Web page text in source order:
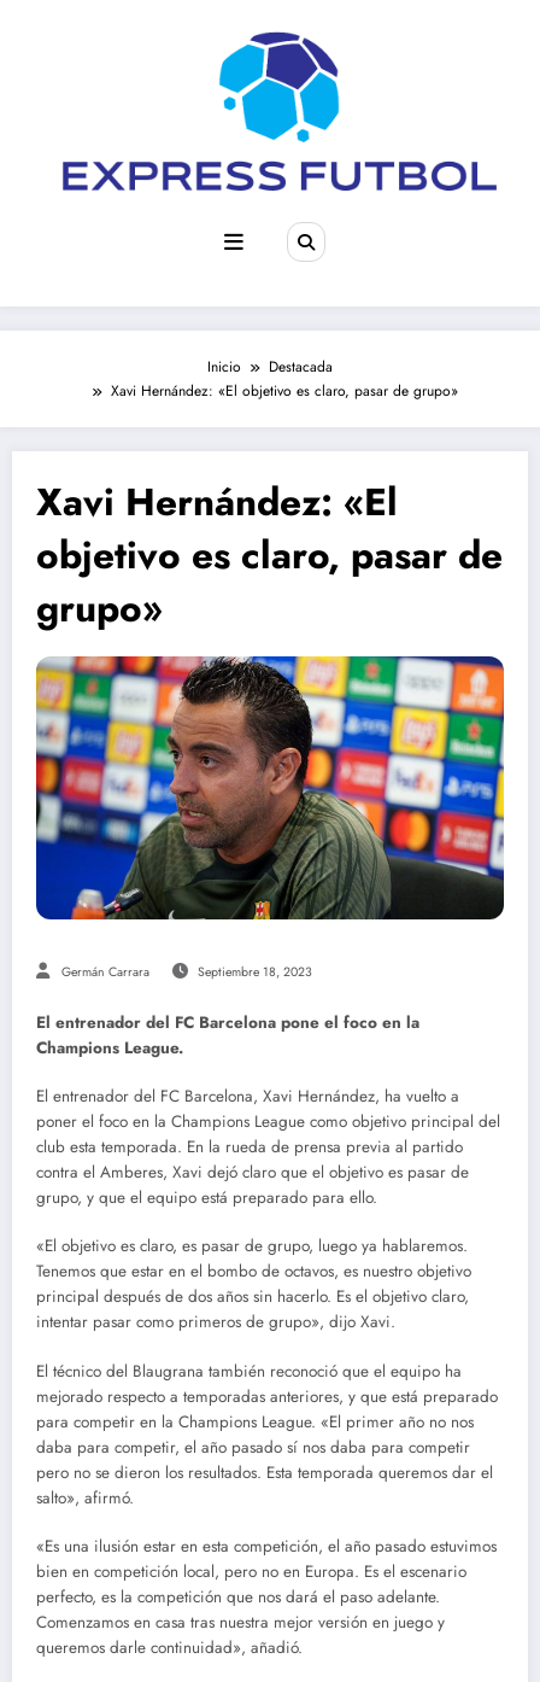
Inicio
Destacada
Xavi Hernández: «El objetivo es claro, pasar de grupo»
Xavi Hernández: «El
objetivo es claro, pasar de
grupo»
Germán Carrara Septiembre 18, 2023
El entrenador del FC Barcelona pone el foco en la
Champions League.
El entrenador del FC Barcelona, Xavi Hernández, ha vuelto a
poner el foco en la Champions League como objetivo principal del
club esta temporada. En la rueda de prensa previa al partido
contra el Amberes, Xavi dejó claro que el objetivo es pasar de
grupo, y que el equipo está preparado para ello.
«El objetivo es claro, es pasar de grupo, luego ya hablaremos.
Tenemos que estar en el bombo de octavos, es nuestro objetivo
principal después de dos años sin hacerlo. Es el objetivo claro,
intentar pasar como primeros de grupo», dijo Xavi.
El técnico del Blaugrana también reconoció que el equipo ha
mejorado respecto a temporadas anteriores, y que está preparado
para competir en la Champions League. «El primer año no nos
daba para competir, el año pasado sí nos daba para competir
pero no se dieron los resultados. Esta temporada queremos dar el
salto», afirmó.
«Es una ilusión estar en esta competición, el año pasado estuvimos
bien en competición local, pero no en Europa. Es el escenario
perfecto, es la competición que nos dará el paso adelante.
Comenzamos en casa tras nuestra mejor versión en juego y
queremos darle continuidad», añadió.